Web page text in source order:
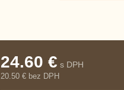
24.60 € s DPH
20.50 € bez DPH